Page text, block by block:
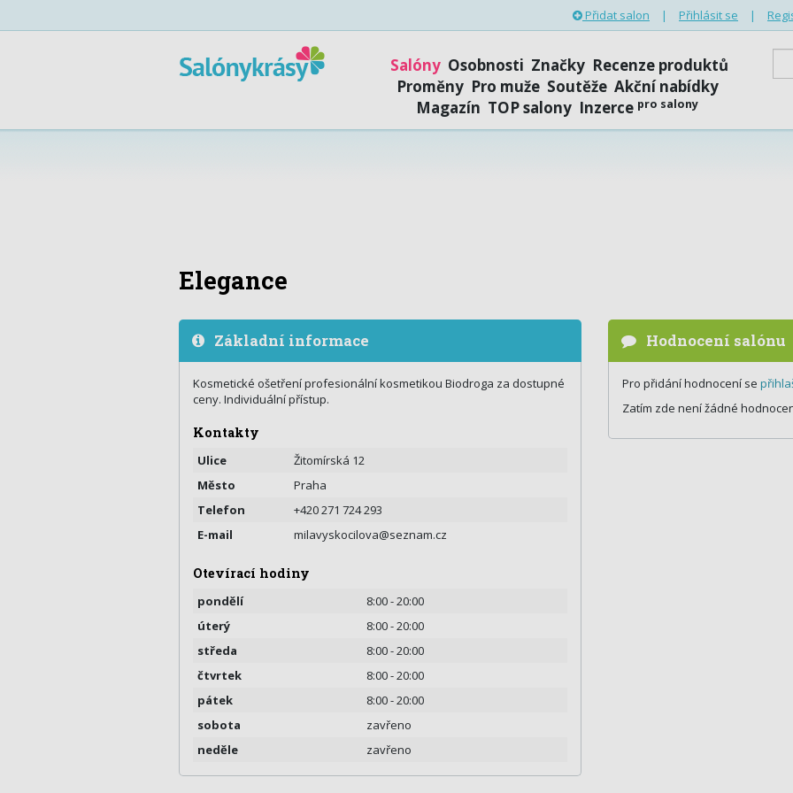
Přidat salon | Přihlásit se |
Salóny Osobnosti Značky Recenze produktů
Proměny Pro muže Soutěže Akční nabídky
Magazín TOP salony Inzerce pro salony
Elegance
Základní informace
Kosmetické ošetření profesionální kosmetikou Biodroga za dostupné
ceny. Individuální přístup.
Kontakty
Ulice
Žitomírská 12
Město
Praha
Telefon
+420 271 724 293
E-mail
milavyskocilova@seznam.cz
Otevírací hodiny
pondělí
8:00 - 20:00
úterý
8:00 - 20:00
středa
8:00 - 20:00
čtvrtek
8:00 - 20:00
pátek
8:00 - 20:00
sobota
zavřeno
neděle
zavřeno
Hodnocení salónu
Pro přidání hodnocení se
Zatím zde není žádné